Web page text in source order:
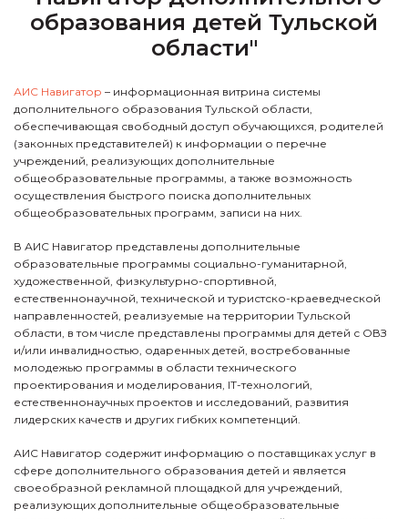
образования детей Тульской
области"
АИС Навигатор – информационная витрина системы
дополнительного образования Тульской области,
обеспечивающая свободный доступ обучающихся, родителей
(законных представителей) к информации о перечне
учреждений, реализующих дополнительные
общеобразовательные программы, а также возможность
осуществления быстрого поиска дополнительных
общеобразовательных программ, записи на них.
В АИС Навигатор представлены дополнительные
образовательные программы социально-гуманитарной,
художественной, физкультурно-спортивной,
естественнонаучной, технической и туристско-краеведческой
направленностей, реализуемые на территории Тульской
области, в том числе представлены программы для детей с ОВЗ
и/или инвалидностью, одаренных детей, востребованные
молодежью программы в области технического
проектирования и моделирования, IT-технологий,
естественнонаучных проектов и исследований, развития
лидерских качеств и других гибких компетенций.
АИС Навигатор содержит информацию о поставщиках услуг в
сфере дополнительного образования детей и является
своеобразной рекламной площадкой для учреждений,
реализующих дополнительные общеобразовательные